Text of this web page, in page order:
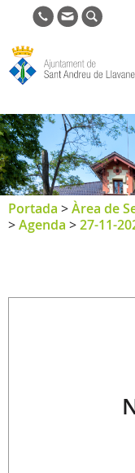
de Sant
Andreu
Portada >Àrea de
>Agenda >27-11-